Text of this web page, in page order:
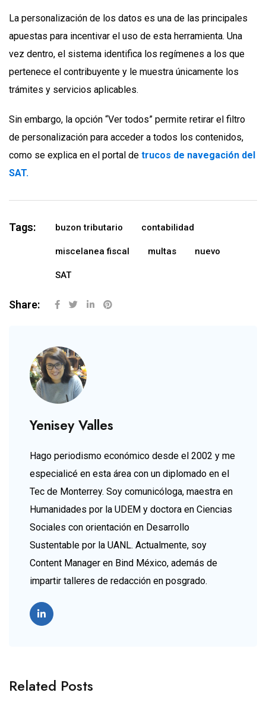
La personalización de los datos es una de las principales
apuestas para incentivar el uso de esta herramienta. Una
vez dentro, el sistema identifica los regímenes a los que
pertenece el contribuyente y le muestra únicamente los
trámites y servicios aplicables.
Sin embargo, la opción “Ver todos” permite retirar el filtro
de personalización para acceder a todos los contenidos,
como se explica en el portal de trucos de navegación del
SAT.
Tags: buzon tributario contabilidad
miscelanea fiscal multas nuevo
SAT
Share:
Yenisey Valles
Hago periodismo económico desde el 2002 y me
especialicé en esta área con un diplomado en el
Tec de Monterrey. Soy comunicóloga, maestra en
Humanidades por la UDEM y doctora en Ciencias
Sociales con orientación en Desarrollo
Sustentable por la UANL. Actualmente, soy
Content Manager en Bind México, además de
impartir talleres de redacción en posgrado.
Related Posts